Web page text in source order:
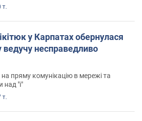
т.
у Карпатах обернулася
несправедливо
пряму комунікацію в мережі та
над "і"
т.